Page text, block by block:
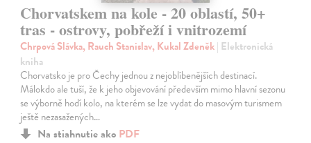
Chorvatskem na kole - 20 oblastí, 50+
tras - ostrovy, pobřeží i vnitrozemí
Chrpová Slávka, Rauch Stanislav, Kukal Zdeněk| Elektronická
kniha
Chorvatsko je pro Čechy jednou z nejoblíbenějších destinací.
Málokdo ale tuší, že k jeho objevování především mimo hlavní sezonu
se výborně hodí kolo, na kterém se lze vydat do masovým turismem
ještě nezasažených…
Na stiahnutie ako PDF